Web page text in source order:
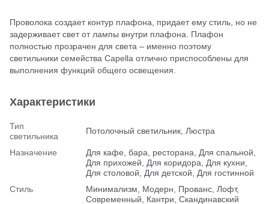
Проволока создает контур плафона, придает ему стиль, но не
задерживает свет от лампы внутри плафона. Плафон
полностью прозрачен для света – именно поэтому
светильники семейства Capella отлично приспособлены для
выполнения функций общего освещения.
Характеристики
Тип
светильника
Потолочный светильник, Люстра
Назначение
Для кафе, бара, ресторана, Для спальной,
Для прихожей, Для коридора, Для кухни,
Для столовой, Для детской, Для гостинной
Стиль
Минимализм, Модерн, Прованс, Лофт,
Современный, Кантри, Скандинавский